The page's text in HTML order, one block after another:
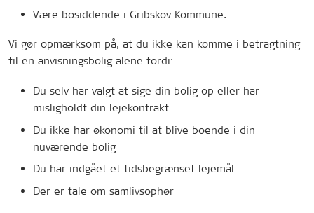
Være bosiddende i Gribskov Kommune.
Vi gør opmærksom på, at du ikke kan komme i betragtning
til en anvisningsbolig alene fordi:
Du selv har valgt at sige din bolig op eller har
misligholdt din lejekontrakt
Du ikke har økonomi til at blive boende i din
nuværende bolig
Du har indgået et tidsbegrænset lejemål
Der er tale om samlivsophør